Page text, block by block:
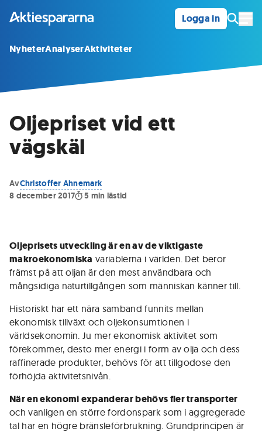
Logga in
NyheterAnalyserAktiviteter
Oljepriset vid ett
vägskäl
AvChristoffer Ahnemark
8 december 2017
5 min lästid
Oljeprisets utveckling är en av de viktigaste
makroekonomiska variablerna i världen. Det beror
främst på att oljan är den mest användbara och
mångsidiga naturtillgången som människan känner till.
Historiskt har ett nära samband funnits mellan
ekonomisk tillväxt och oljekonsumtionen i
världsekonomin. Ju mer ekonomisk aktivitet som
förekommer, desto mer energi i form av olja och dess
raffinerade produkter, behövs för att tillgodose den
förhöjda aktivitetsnivån.
När en ekonomi expanderar behövs fler transporter
och vanligen en större fordonspark som i aggregerade
tal har en högre bränsleförbrukning. Grundprincipen är